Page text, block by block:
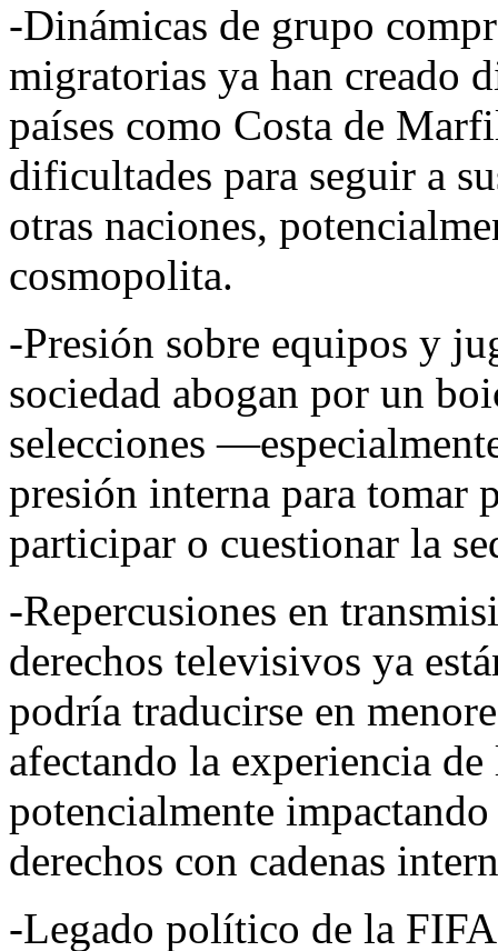
-Dinámicas de grupo
migratorias ya han creado
países como Costa de
dificultades para seguir a
otras naciones,
cosmopolita.
-Presión sobre equipos y
sociedad abogan por un
selecciones
presión interna para tomar
participar o cuestionar la
-Repercusiones en
derechos televisivos ya
podría traducirse en
afectando la experiencia
potencialmente
derechos con cadenas
-Legado político de la